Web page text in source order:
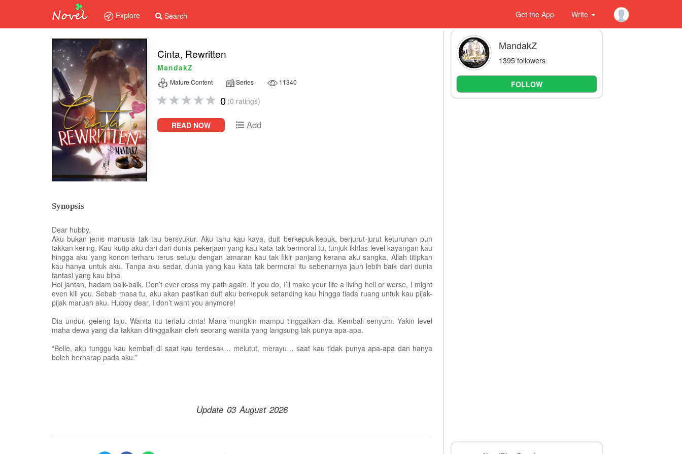
Explore Search Get the App Write
Cinta, Rewritten
MandakZ
Mature Content Series 11340
0 (0 ratings)
READ NOW Add
Synopsis
Dear hubby,
Aku bukan jenis manusia tak tau bersyukur. Aku tahu kau kaya, duit berkepuk-kepuk, berjurut-jurut keturunan pun
takkan kering. Kau kutip aku dari dari dunia pekerjaan yang kau kata tak bermoral tu, tunjuk ikhlas level kayangan kau
hingga aku yang konon terharu terus setuju dengan lamaran kau tak fikir panjang kerana aku sangka, Allah titipkan
kau hanya untuk aku. Tanpa aku sedar, dunia yang kau kata tak bermoral itu sebenarnya jauh lebih baik dari dunia
fantasi yang kau bina.
Hoi jantan, hadam baik-baik. Don’t ever cross my path again. If you do, I’ll make your life a living hell or worse, I might
even kill you. Sebab masa tu, aku akan pastikan duit aku berkepuk setanding kau hingga tiada ruang untuk kau pijak-
pijak maruah aku. Hubby dear, I don’t want you anymore!
Dia undur, geleng laju. Wanita itu terlalu cinta! Mana mungkin mampu tinggalkan dia. Kembali senyum. Yakin level
maha dewa yang dia takkan ditinggalkan oleh seorang wanita yang langsung tak punya apa-apa.
“Belle, aku tunggu kau kembali di saat kau terdesak… melutut, merayu… saat kau tidak punya apa-apa dan hanya
boleh berharap pada aku.”
Update 03 August 2026
MandakZ
1395 followers
FOLLOW